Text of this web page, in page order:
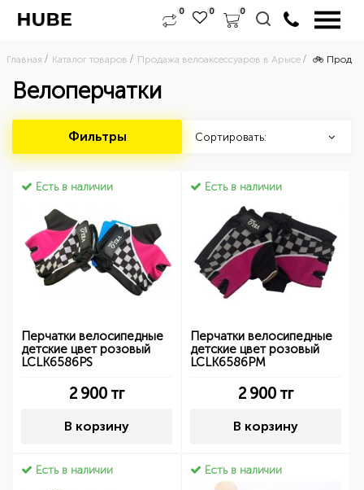
0 0 0
Главная Каталог товаров Продажа велоаксессуаров в Арысе 🚲
Велоперчатки
Фильтры Сортировать:
Есть в наличии
Перчатки велосипедные
детские цвет розовый
LCLK6586PS
2 900 тг
В корзину
Есть в наличии
Перчатки велосипедные
детские цвет розовый
LCLK6586PM
2 900 тг
В корзину
Есть в наличии Есть в наличии